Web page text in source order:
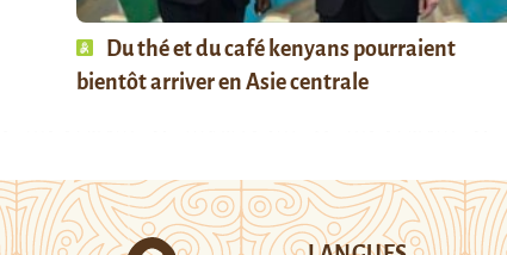
Du thé et du café kenyans pourraient
bientôt arriver en Asie centrale